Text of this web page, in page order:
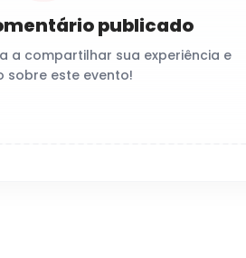
publicado
a compartilhar sua experiência e
sobre este evento!